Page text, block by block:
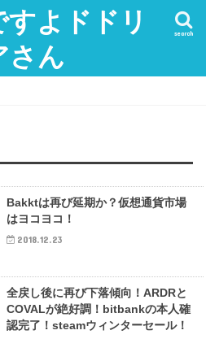
よドドリ
さん
search
Bakktは再び延期か？仮想通貨市場
はヨコヨコ！
2018.12.23
全戻し後に再び下落傾向！ARDRと
COVALが絶好調！bitbankの本人確
認完了！steamウィンターセール！